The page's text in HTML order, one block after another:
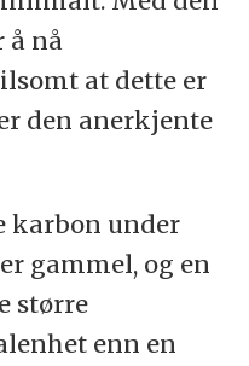
å nå
at dette er
den anerkjente
karbon under
gammel, og en
større
enn en